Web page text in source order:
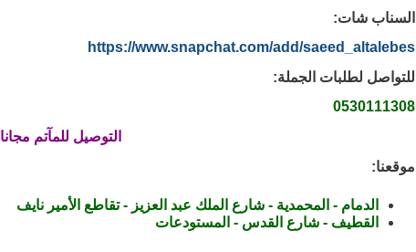
السناب شات:
https://www.snapchat.com/add/saeed_altalebes
للتواصل لطلبات الجملة:
0530111308
التوصيل للمآتم مجانا
موقعنا:
الدمام - المحمدية - شارع الملك عبد العزيز - تقاطع الأمير نايف
القطيف - شارع القدس - المستودعات